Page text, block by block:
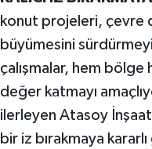
konut projeleri, çevre
büyümesini
çalışmalar, hem bölge
değer katmayı
ilerleyen Atasoy
bir iz bırakmaya